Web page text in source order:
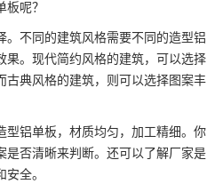
呢？
。不同的建筑风格需要不同的造型铝
果。现代简约风格的建筑，可以选择
古典风格的建筑，则可以选择图案丰
型铝单板，材质均匀，加工精细。你
是否清晰来判断。还可以了解厂家是
全。